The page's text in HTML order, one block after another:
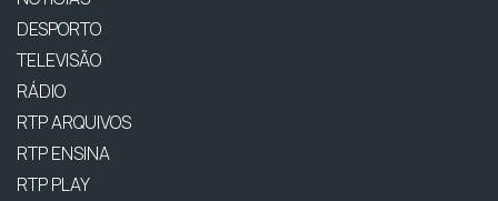
DESPORTO
TELEVISÃO
RÁDIO
RTP ARQUIVOS
RTP ENSINA
RTP PLAY